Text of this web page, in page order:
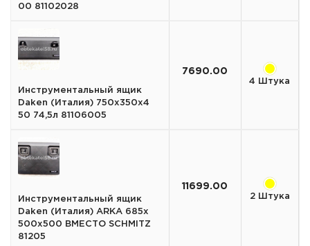
00 81102028
Инструментальный ящик
Daken (Италия) 750х350х4
50 74,5л 81106005
7690.00
4 Штука
Инструментальный ящик
Daken (Италия) ARKA 685х
500х500 ВМЕСТО SCHMITZ
81205
11699.00
2 Штука